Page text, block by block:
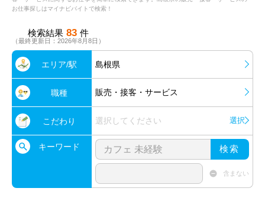
お仕事探しはマイナビバイトで検索！
検索結果 83 件
（最終更新日：2026年8月8日）
エリア/駅 島根県
職種 販売・接客・サービス
こだわり 選択してください 選択
キーワード 検索
含まない